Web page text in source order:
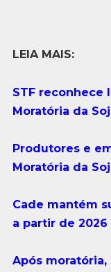
LEIA MAIS:
STF reconhece
Moratória da
Produtores e
Moratória da
Cade mantém
a partir de 2026
Após